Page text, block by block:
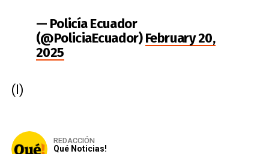
— Policía Ecuador
(@PoliciaEcuador)February 20,
2025
(I)
REDACCIÓN
Qué Noticias!